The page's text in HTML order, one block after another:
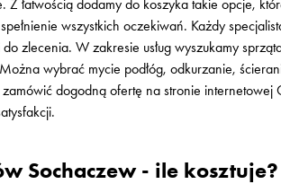
łatwością dodamy do koszyka takie opcje,
wszystkich oczekiwań. Każdy
zlecenia. W zakresie usług wyszukamy
wybrać mycie podłóg, odkurzanie,
dogodną ofertę na stronie
Sochaczew - ile kosztuje?